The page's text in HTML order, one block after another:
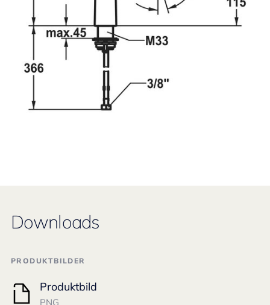
Downloads
PRODUKTBILDER
Produktbild
PNG